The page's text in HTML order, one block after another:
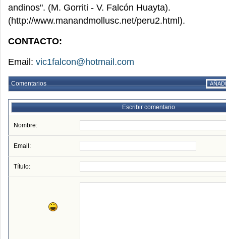
andinos". (M. Gorriti - V. Falcón Huayta).
(http://www.manandmollusc.net/peru2.html).
CONTACTO:
Email: vic1falcon@hotmail.com
Comentarios
Escribir comentario
Nombre:
Email:
Título: